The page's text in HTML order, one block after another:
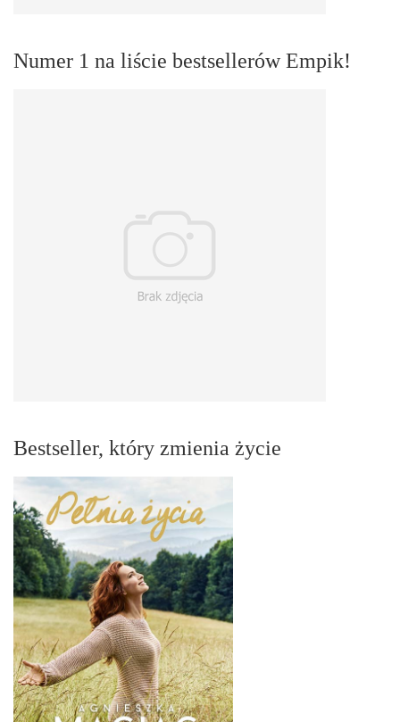
Numer 1 na liście bestsellerów Empik!
Bestseller, który zmienia życie